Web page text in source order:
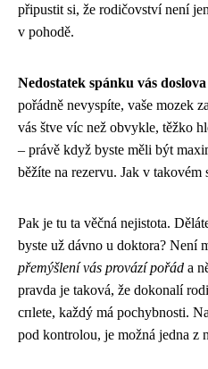
připustit si, že rodičovství není
v pohodě.
Nedostatek spánku vás
pořádně nevyspíte, vaše mozek
vás štve víc než obvykle, těžko
– právě když byste měli být
běžíte na rezervu. Jak v
Pak je tu ta věčná nejistota.
byste už dávno u doktora? Není
přemýšlení vás provází pořád a
pravda je taková, že dokonalí
спlete, každý má pochybnosti.
pod kontrolou, je možná jedna z